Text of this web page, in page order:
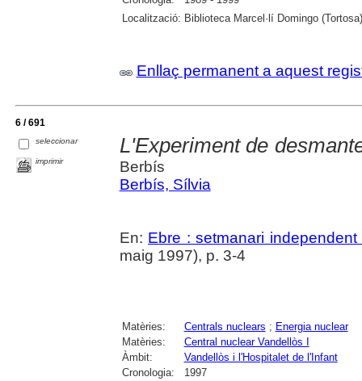
Localització: Biblioteca Marcel·lí Domingo (Tortosa)
Enllaç permanent a aquest
6 / 691
seleccionar
imprimir
L'Experiment de
Berbís
Berbís, Sílvia
En: Ebre : setmanari
maig 1997), p. 3-4
Matèries: Centrals nuclears ; Energia nuclear
Matèries:
Central nuclear Vandellòs I
Àmbit:
Vandellòs i l'Hospitalet de l'Infant
Cronologia:
1997